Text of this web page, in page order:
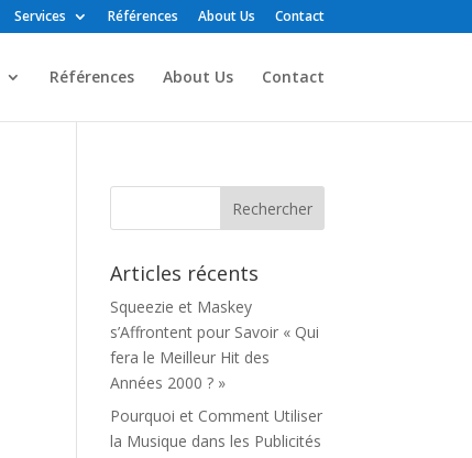
Services Références About Us Contact
Références About Us Contact
Articles récents
Squeezie et Maskey
s’Affrontent pour Savoir « Qui
fera le Meilleur Hit des
Années 2000 ? »
Pourquoi et Comment Utiliser
la Musique dans les Publicités